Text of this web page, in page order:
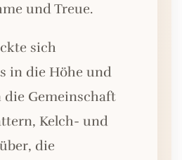
und Treue.
sich
in die Höhe und
die Gemeinschaft
Kelch- und
die